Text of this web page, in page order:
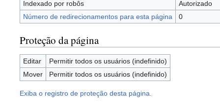
Indexado por robôs
Autorizado
Número de redirecionamentos para esta página
0
Proteção da página
Editar
Permitir todos os usuários (indefinido)
Mover
Permitir todos os usuários (indefinido)
Exiba o registro de proteção desta página.